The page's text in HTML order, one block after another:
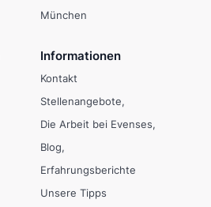
München
Informationen
Kontakt
Stellenangebote
Die Arbeit bei Evenses
Blog
Erfahrungsberichte
Unsere Tipps